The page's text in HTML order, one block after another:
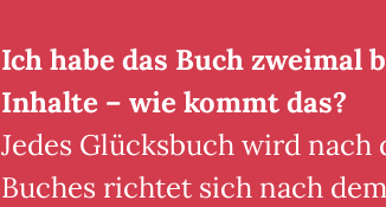
Ich habe das Buch zweimal
Inhalte – wie kommt das?
Jedes Glücksbuch wird
Buches richtet sich nach